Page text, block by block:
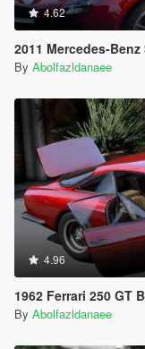
4.62
2011 Mercedes-Benz SLS
By Abolfazldanaee
4.96
1962 Ferrari 250 GT
By Abolfazldanaee